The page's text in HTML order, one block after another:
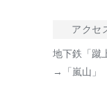
アクセ
地下鉄「蹴
→「嵐山」